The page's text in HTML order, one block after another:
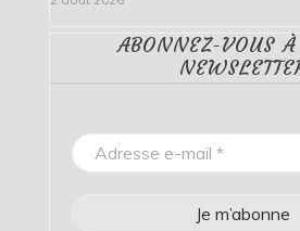
ABONNEZ-VOUS